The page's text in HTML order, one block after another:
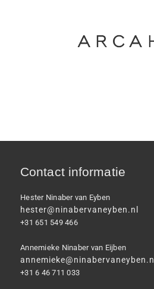
Contact informatie
Hester Ninaber van Eyben
hester@ninabervaneyben.nl
+31 651 549 466
Annemieke Ninaber van Eijben
annemieke@ninabervaneyben.nl
+31 6 46 711 033